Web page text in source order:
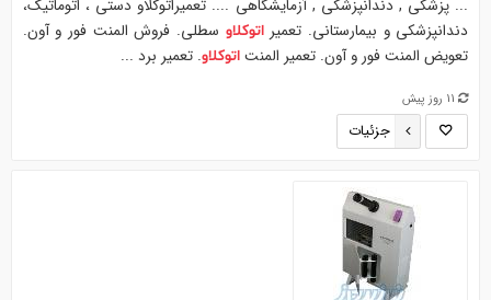
... پزشکی , دندانپزشکی , آزمایشگاهی .... تعمیراتوکلاو دستی ، اتوماتیک،
دندانپزشکی و بیمارستانی. تعمیراتوکلاو سطلی. فروش المنت فور و آون.
تعویض المنت فور و آون. تعمیر المنت اتوکلاو. تعمیر برد ...
11 روز پیش
جزئیات